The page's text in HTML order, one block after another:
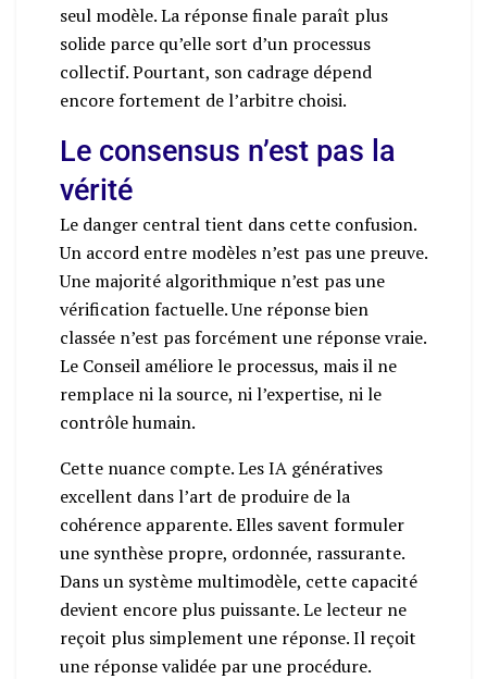
seul modèle. La réponse finale paraît plus
solide parce qu’elle sort d’un processus
collectif. Pourtant, son cadrage dépend
encore fortement de l’arbitre choisi.
Le consensus n’est pas la
vérité
Le danger central tient dans cette confusion.
Un accord entre modèles n’est pas une preuve.
Une majorité algorithmique n’est pas une
vérification factuelle. Une réponse bien
classée n’est pas forcément une réponse vraie.
Le Conseil améliore le processus, mais il ne
remplace ni la source, ni l’expertise, ni le
contrôle humain.
Cette nuance compte. Les IA génératives
excellent dans l’art de produire de la
cohérence apparente. Elles savent formuler
une synthèse propre, ordonnée, rassurante.
Dans un système multimodèle, cette capacité
devient encore plus puissante. Le lecteur ne
reçoit plus simplement une réponse. Il reçoit
une réponse validée par une procédure.